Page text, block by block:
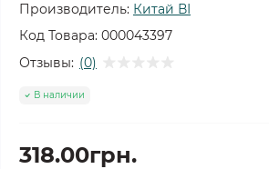
Производитель: Китай ВІ
Код Товара: 000043397
Отзывы: (0)
В наличии
318.00грн.